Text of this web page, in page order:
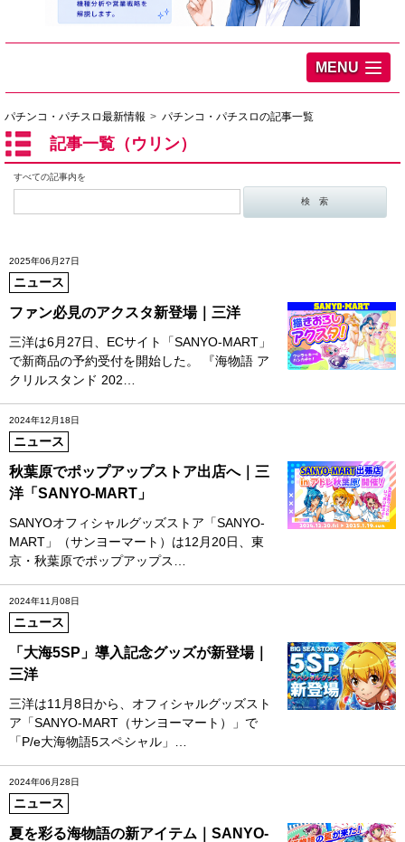
MENU
パチンコ・パチスロ最新情報 パチンコ・パチスロの記事一覧
記事一覧（ウリン）
すべての記事内を
2025年06月27日
ニュース
ファン必見のアクスタ新登場｜三洋
三洋は6月27日、ECサイト「SANYO-MART」
で新商品の予約受付を開始した。 『海物語 ア
クリルスタンド 202…
2024年12月18日
ニュース
秋葉原でポップアップストア出店へ｜三
洋「SANYO-MART」
SANYOオフィシャルグッズストア「SANYO-
MART」（サンヨーマート）は12月20日、東
京・秋葉原でポップアップス…
2024年11月08日
ニュース
「大海5SP」導入記念グッズが新登場｜
三洋
三洋は11月8日から、オフィシャルグッズスト
ア「SANYO-MART（サンヨーマート）」で
「P/e大海物語5スペシャル」…
2024年06月28日
ニュース
夏を彩る海物語の新アイテム｜SANYO-